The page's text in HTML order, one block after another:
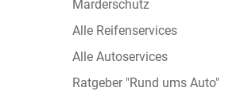
Marderschutz
Alle Reifenservices
Alle Autoservices
Ratgeber "Rund ums Auto"